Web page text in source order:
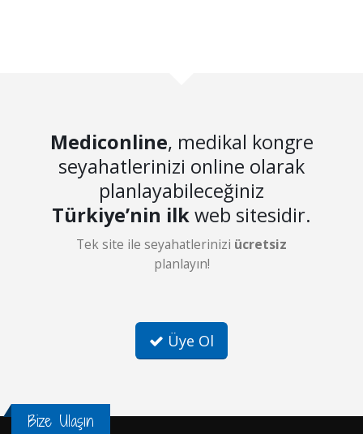
Mediconline, medikal kongre
seyahatlerinizi online olarak
planlayabileceğiniz
Türkiye’nin ilkweb sitesidir.
Tek site ile seyahatlerinizi ücretsiz
planlayın!
Üye Ol
Bize Ulaşın